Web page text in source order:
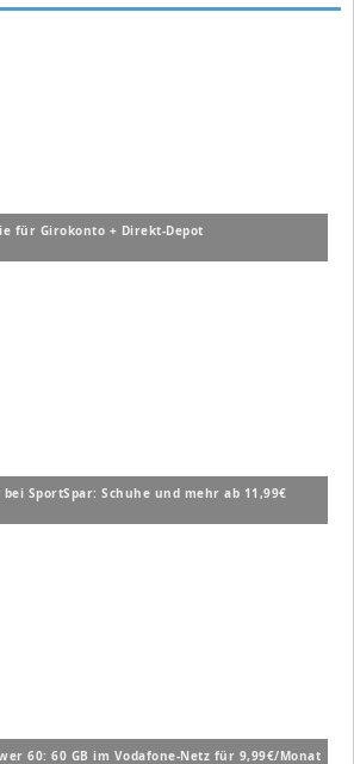
für Girokonto + Direkt-Depot
SportSpar: Schuhe und mehr ab 11,99€
60: 60 GB im Vodafone-Netz für 9,99€/Monat